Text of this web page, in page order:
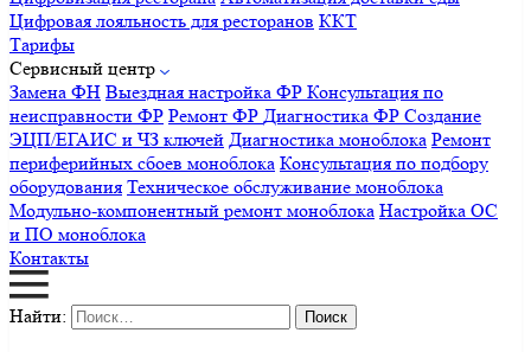
Цифровая лояльность для ресторанов ККТ
Тарифы
Сервисный центр
Замена ФН Выездная настройка ФР Консультация по
неисправности ФР Ремонт ФР Диагностика ФР Создание
ЭЦП/ЕГАИС и ЧЗ ключей Диагностика моноблока Ремонт
периферийных сбоев моноблока Консультация по подбору
оборудования Техническое обслуживание моноблока
Модульно-компонентный ремонт моноблока Настройка ОС
и ПО моноблока
Контакты
Найти: